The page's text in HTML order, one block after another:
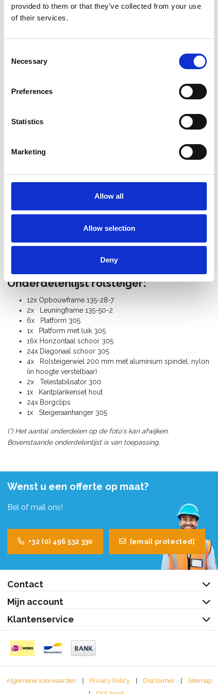
provided to them or that they’ve collected from your use
of their services.
Selection
Necessary
Preferences
Statistics
Marketing
Allow all
Allow selection
Deny
Professionele rolsteiger met
aanhangwagen.
Werkhoogte 14,20 m / maximum platformhoogte 12,20 m
Maximale belasting platform: 250 Kg
Norm: NEN-EN 1004, EN 1298, TÜV-GS
Steigerklasse III (200 Kg/m²)
Alle steigeronderdelen zijn los verkrijgbaar.
Onderdelenlijst rolsteiger:
12x Opbouwframe 135-28-7
2x Leuningframe 135-50-2
6x Platform 305
1x Platform met luik 305
16x Horizontaal schoor 305
24x Diagonaal schoor 305
4x Rolsteigerwiel 200 mm met aluminium spindel, nylon
(in hoogte verstelbaar)
2x Telestabilisator 300
1x Kantplankenset hout
24x Borgclips
1x Steigeraanhanger 305
(*) Het aantal onderdelen op de foto's kan afwijken.
Bovenstaande onderdelenlijst is van toepassing.
Wenst u een offerte op maat?
Bel of mail ons!
+32 (0) 496 532 330 [email protected]
Contact
Mijn account
Klantenservice
Algemene voorwaarden | Privacy Policy | Disclaimer |
Sitemap